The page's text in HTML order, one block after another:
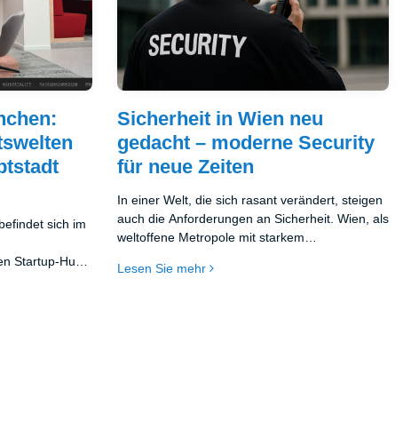
und
sich im
Startup-Hubs
modernen
Sicherheit in Wien neu
gedacht – moderne Security
für neue Zeiten
In einer Welt, die sich rasant verändert, steigen
auch die Anforderungen an Sicherheit. Wien, als
weltoffene Metropole mit starkem
steht zunehmend vor sicherheitsrelevanten
Lesen Sie mehr